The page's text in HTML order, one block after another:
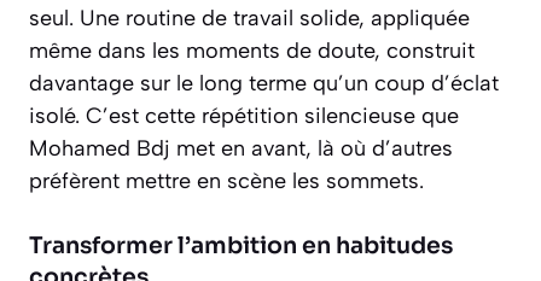
seul. Une routine de travail solide, appliquée
même dans les moments de doute, construit
davantage sur le long terme qu’un coup d’éclat
isolé. C’est cette répétition silencieuse que
Mohamed Bdj met en avant, là où d’autres
préfèrent mettre en scène les sommets.
Transformer l’ambition en habitudes